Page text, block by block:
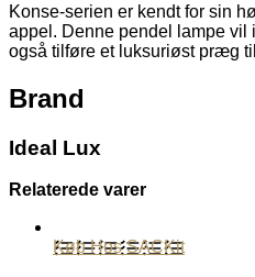
Konse-serien er kendt for sin
appel. Denne pendel lampe vil
også tilføre et luksuriøst præg
Brand
Ideal Lux
Relaterede varer
Køb Hos SACKit